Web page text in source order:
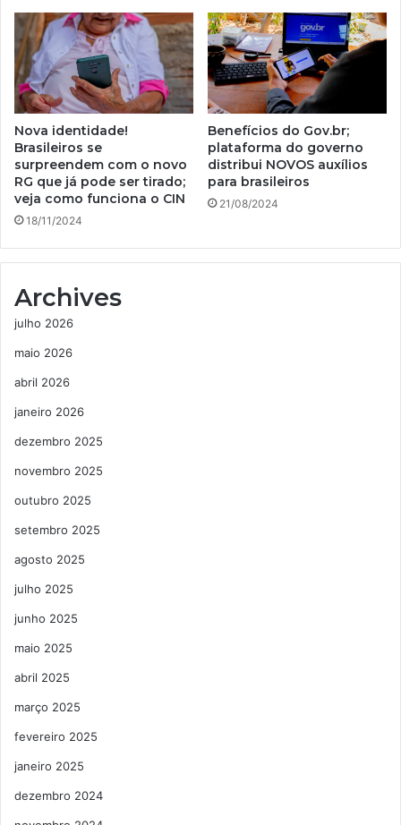
Nova identidade!
Brasileiros se
surpreendem com o novo
RG que já pode ser tirado;
veja como funciona o CIN
18/11/2024
Benefícios do Gov.br;
plataforma do governo
distribui NOVOS auxílios
para brasileiros
21/08/2024
Archives
julho 2026
maio 2026
abril 2026
janeiro 2026
dezembro 2025
novembro 2025
outubro 2025
setembro 2025
agosto 2025
julho 2025
junho 2025
maio 2025
abril 2025
março 2025
fevereiro 2025
janeiro 2025
dezembro 2024